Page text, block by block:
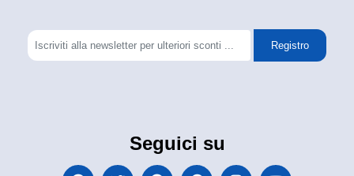
Registro
Seguici su